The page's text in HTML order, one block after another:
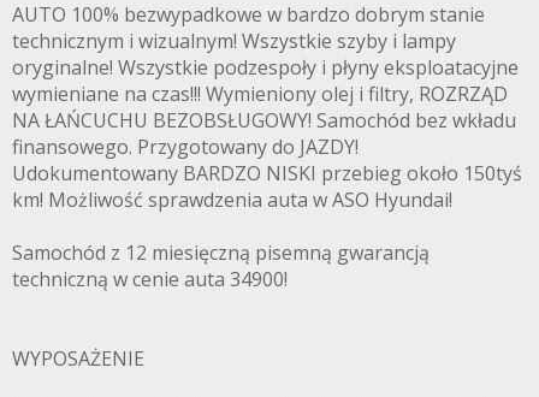
AUTO 100% bezwypadkowe w bardzo dobrym stanie
technicznym i wizualnym! Wszystkie szyby i lampy
oryginalne! Wszystkie podzespoły i płyny eksploatacyjne
wymieniane na czas!!! Wymieniony olej i filtry, ROZRZĄD
NA ŁAŃCUCHU BEZOBSŁUGOWY! Samochód bez wkładu
finansowego. Przygotowany do JAZDY!
Udokumentowany BARDZO NISKI przebieg około 150tyś
km! Możliwość sprawdzenia auta w ASO Hyundai!
Samochód z 12 miesięczną pisemną gwarancją
techniczną w cenie auta 34900!
WYPOSAŻENIE